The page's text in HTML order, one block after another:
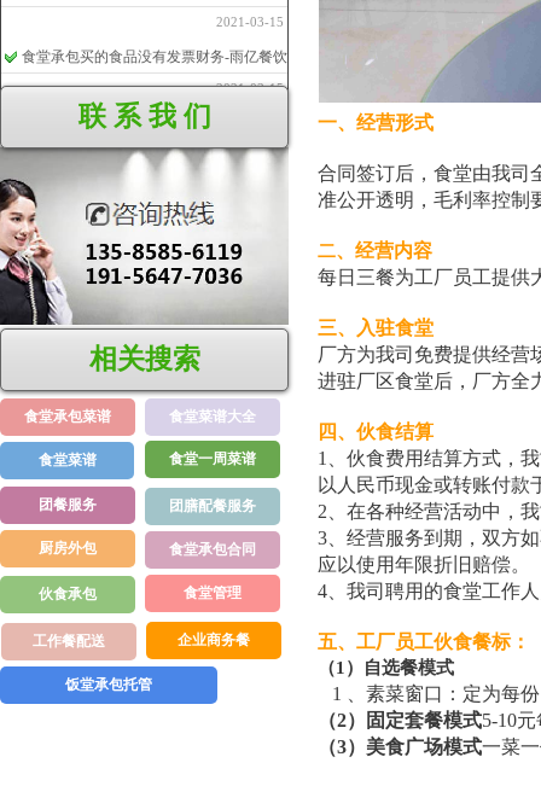
2021-03-15
食堂承包买的食品没有发票财务-雨亿餐饮
2021-03-15
食堂外包出去怎么样
【饭堂承包】安全人员岗位职责
联 系 我 们 一、经营形式
合同签订后，食堂由我司
准公开透明，毛利率控制
二、经营内容
每日三餐为工厂员工提供
三、入驻食堂
厂方为我司免费提供经营
进驻厂区食堂后，厂方全
四、伙食结算
1、伙食费用结算方式，
以人民币现金或转账付款
2、在各种经营活动中，
3、经营服务到期，双方
应以使用年限折旧赔偿。
4、我司聘用的食堂工作
五、工厂员工伙食餐标：
（1）自选餐模式
1 、素菜窗口：定为每
（2）固定套餐模式5-10
（3）美食广场模式一菜
相关搜索
食堂承包菜谱 食堂菜谱大全
食堂一周菜谱
食堂菜谱
团餐服务 团膳配餐服务
厨房外包 食堂承包合同
食堂管理
伙食承包
企业商务餐
工作餐配送
饭堂承包托管